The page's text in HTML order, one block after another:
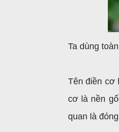
Ta dùng
Tên điền cơ
cơ là nền
quan là